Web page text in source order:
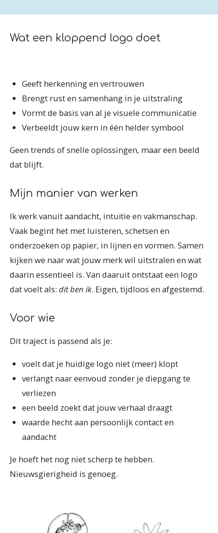
Wat een kloppend logo doet
Geeft herkenning en vertrouwen
Brengt rust en samenhang in je uitstraling
Vormt de basis van al je visuele communicatie
Verbeeldt jouw kern in één helder symbool
Geen trends of snelle oplossingen, maar een beeld
dat blijft.
Mijn manier van werken
Ik werk vanuit aandacht, intuïtie en vakmanschap.
Vaak begint het met luisteren, schetsen en
onderzoeken op papier, in lijnen en vormen. Samen
kijken we naar wat jouw merk wil uitstralen en wat
daarin essentieel is. Van daaruit ontstaat een logo
dat voelt als: dit ben ik. Eigen, tijdloos en afgestemd.
Voor wie
Dit traject is passend als je:
voelt dat je huidige logo niet (meer) klopt
verlangt naar eenvoud zonder je diepgang te
verliezen
een beeld zoekt dat jouw verhaal draagt
waarde hecht aan persoonlijk contact en
aandacht
Je hoeft het nog niet scherp te hebben.
Nieuwsgierigheid is genoeg.